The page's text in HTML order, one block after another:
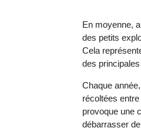
En moyenne,
des petits
Cela
des
Chaque
récoltées
provoque une
débarrasser